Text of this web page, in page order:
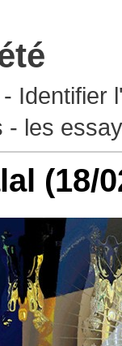
Identifier
les
(18/